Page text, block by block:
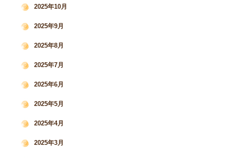
2025年10月
2025年9月
2025年8月
2025年7月
2025年6月
2025年5月
2025年4月
2025年3月